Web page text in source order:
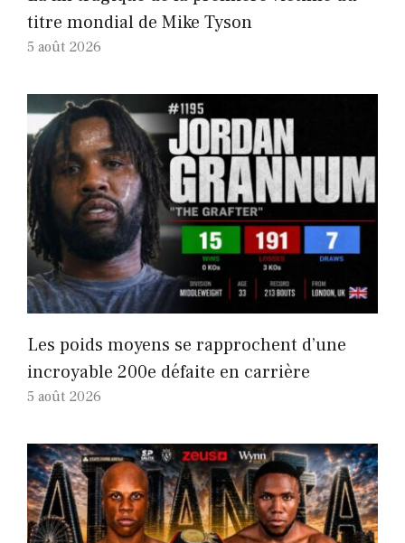
titre mondial de Mike Tyson
5 août 2026
Les poids moyens se rapprochent d’une
incroyable 200e défaite en carrière
5 août 2026